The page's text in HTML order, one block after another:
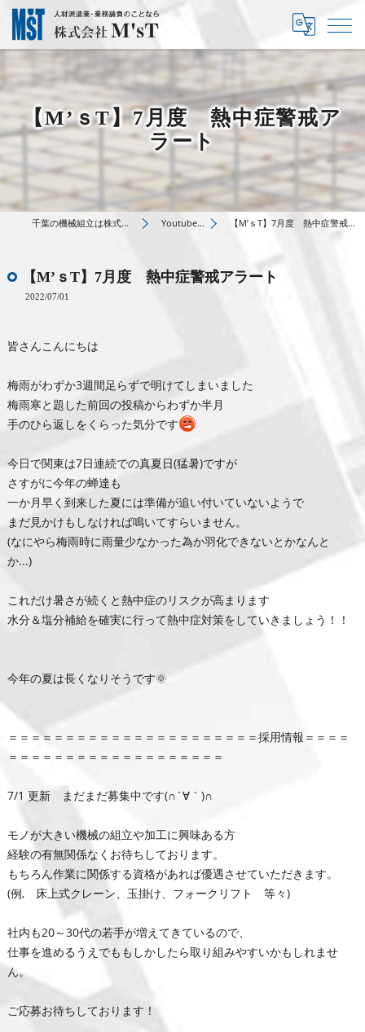
【M’ｓT】7月度 熱中症警戒ア
ラート
千葉の機械組立は株式会社M’sT Youtube動画 【M’ｓT】7月度 熱中症警戒アラート
【M’ｓT】7月度 熱中症警戒アラート
2022/07/01
皆さんこんにちは
梅雨がわずか3週間足らずで明けてしまいました
梅雨寒と題した前回の投稿からわずか半月
手のひら返しをくらった気分です
今日で関東は7日連続での真夏日(猛暑)ですが
さすがに今年の蝉達も
一か月早く到来した夏には準備が追い付いていないようで
まだ見かけもしなければ鳴いてすらいません。
(なにやら梅雨時に雨量少なかった為か羽化できないとかなんと
か...)
これだけ暑さが続くと熱中症のリスクが高まります
水分＆塩分補給を確実に行って熱中症対策をしていきましょう！！
今年の夏は長くなりそうです🌞
＝＝＝＝＝＝＝＝＝＝＝＝＝＝＝＝＝＝＝＝＝＝採用情報＝＝＝＝
＝＝＝＝＝＝＝＝＝＝＝＝＝＝＝＝＝＝＝
7/1 更新 まだまだ募集中です(∩´∀｀)∩
モノが大きい機械の組立や加工に興味ある方
経験の有無関係なくお待ちしております。
もちろん作業に関係する資格があれば優遇させていただきます。
(例, 床上式クレーン、玉掛け、フォークリフト 等々)
社内も20～30代の若手が増えてきているので、
仕事を進めるうえでももしかしたら取り組みやすいかもしれませ
ん。
ご応募お待ちしております！